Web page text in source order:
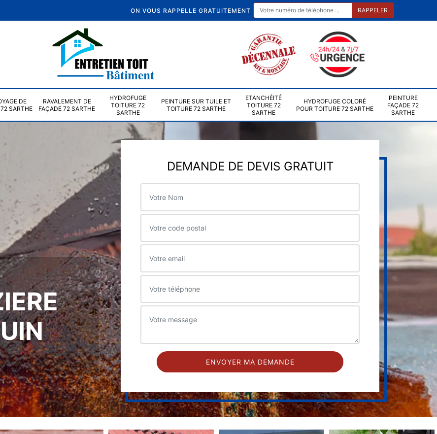
ON VOUS RAPPELLE GRATUITEMENT
DE
SARTHE
RAVALEMENT DE
FAÇADE 72 SARTHE
HYDROFUGE
TOITURE 72
SARTHE
PEINTURE SUR TUILE ET
TOITURE 72 SARTHE
ETANCHÉITÉ
TOITURE 72
SARTHE
HYDROFUGE COLORÉ
POUR TOITURE 72 SARTHE
PEINTURE
FAÇADE 72
SARTHE
DEMANDE DE DEVIS GRATUIT